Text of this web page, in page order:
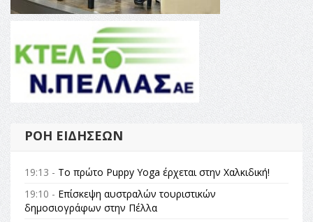
ΡΟΉ ΕΙΔΉΣΕΩΝ
19:13 - Το πρώτο Puppy Yoga έρχεται στην Χαλκιδική!
19:10 - Επίσκεψη αυστραλών τουριστικών
δημοσιογράφων στην Πέλλα